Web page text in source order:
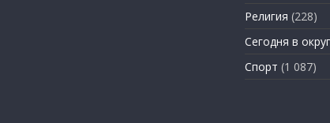
Религия (228)
Сегодня в
Спорт (1 087)